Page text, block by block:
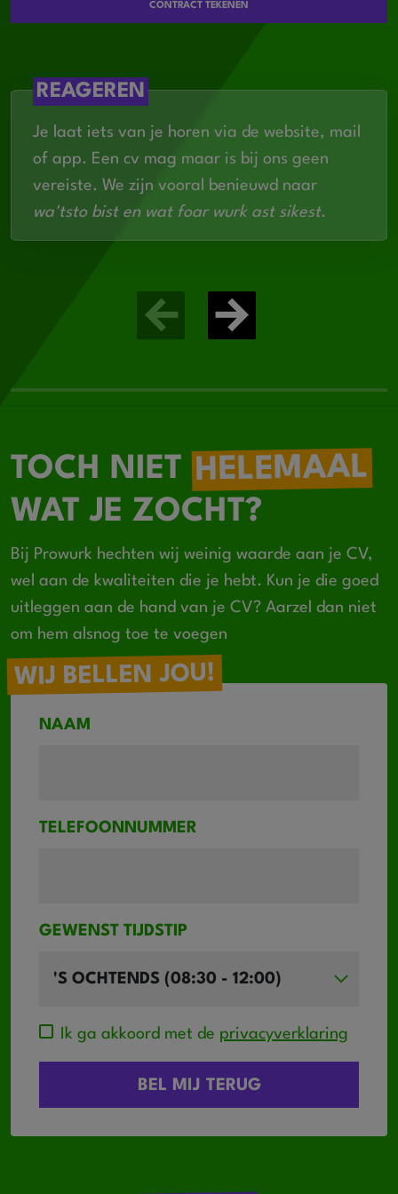
CONTRACT TEKENEN
REAGEREN
Je laat iets van je horen via de website, mail
of app. Een cv mag maar is bij ons geen
vereiste. We zijn vooral benieuwd naar
wa'tsto bist en wat foar wurk ast sikest.
TOCH NIETHELEMAAL
WAT JE ZOCHT?
Bij Prowurk hechten wij weinig waarde aan je CV,
wel aan de kwaliteiten die je hebt. Kun je die goed
uitleggen aan de hand van je CV? Aarzel dan niet
om hem alsnog toe te voegen
WIJ BELLEN JOU!
NAAM
TELEFOONNUMMER
GEWENST TIJDSTIP
Ik ga akkoord met de privacyverklaring